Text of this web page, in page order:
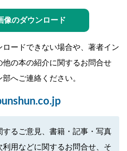
像のダウンロード
ロードできない場合や、著者イン
他の本の紹介に関するお問合せ
へご連絡ください。
るご意見、書籍・記事・写真
用などに関するお問合せ、そ